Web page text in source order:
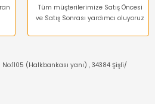
Tüm müşterilerimize Satış Öncesi
ve Satış Sonrası yardımcı oluyoruz
No:1105 (Halkbankası yanı) , 34384 Şişli/